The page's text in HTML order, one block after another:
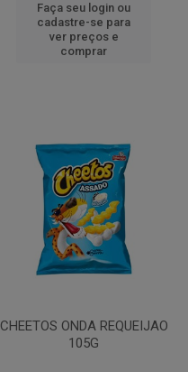
Faça seu login ou
cadastre-se para
ver preços e
comprar
CHEETOS ONDA REQUEIJAO
105G